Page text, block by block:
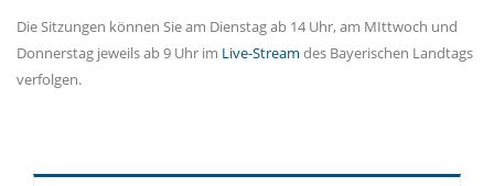
Die Sitzungen können Sie am Dienstag ab 14 Uhr, am MIttwoch und
Donnerstag jeweils ab 9 Uhr im Live-Stream des Bayerischen Landtags
verfolgen.